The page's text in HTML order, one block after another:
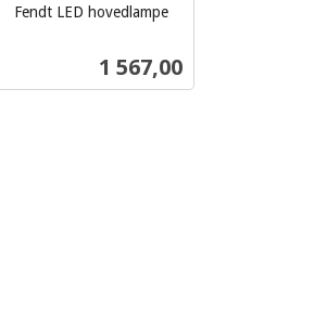
Fendt LED hovedlampe
Pris
1 567,00